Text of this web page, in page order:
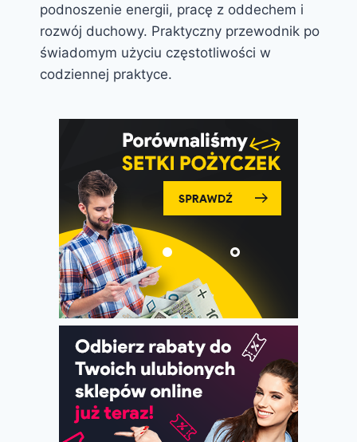
podnoszenie energii, pracę z oddechem i
rozwój duchowy. Praktyczny przewodnik po
świadomym użyciu częstotliwości w
codziennej praktyce.